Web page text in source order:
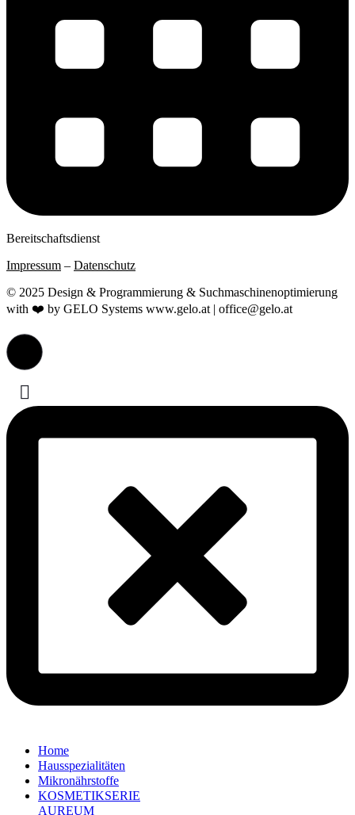
Bereitschaftsdienst
Impressum – Datenschutz
© 2025 Design & Programmierung & Suchmaschinenoptimierung
with ❤️ by GELO Systems www.gelo.at | office@gelo.at
Home
Hausspezialitäten
Mikronährstoffe
KOSMETIKSERIE
AUREUM